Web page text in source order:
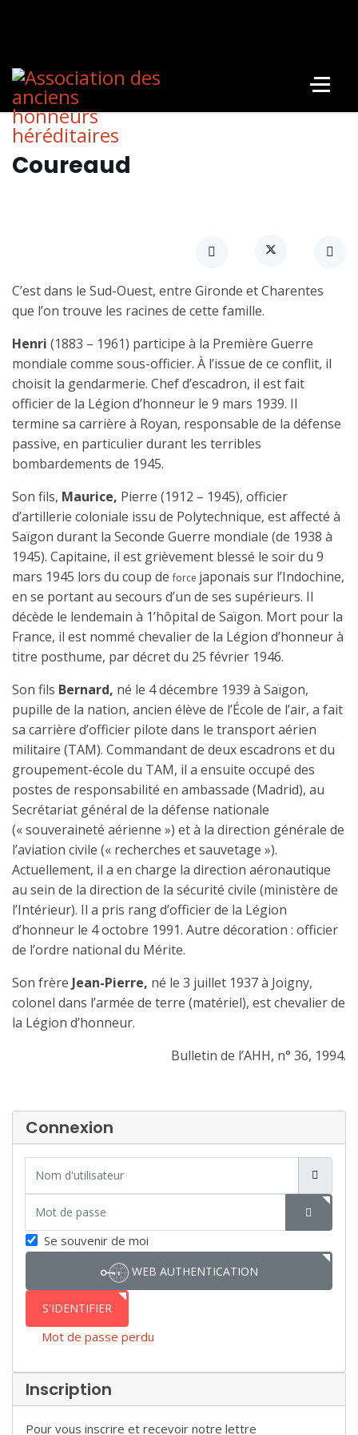
Coureaud
C’est dans le Sud-Ouest, entre Gironde et Charentes
que l’on trouve les racines de cette famille.
Henri (1883 – 1961) participe à la Première Guerre
mondiale comme sous-officier. À l’is­sue de ce conflit, il
choisit la gendarmerie. Chef d’escadron, il est fait
officier de la Légion d’honneur le 9 mars 1939. Il
termine sa carrière à Royan, responsable de la défense
passive, en particulier durant les terribles
bombardements de 1945.
Son fils, Maurice, Pierre (1912 – 1945), officier
d’artillerie coloniale issu de Polytechnique, est affecté à
Saïgon durant la Seconde Guerre mondiale (de 1938 à
1945). Capitaine, il est grièvement blessé le soir du 9
mars 1945 lors du coup deforce japonais sur l’Indochine,
en se portant au secours d’un de ses supérieurs. Il
décède le lendemain à 1’hôpi­tal de Saïgon. Mort pour la
France, il est nommé chevalier de la Légion d’honneurà
titre posthume, par décret du 25 février 1946.
Son fils Bernard, né le 4 décembre 1939 à Saïgon,
pupille de la nation, ancien élève de l’École de l’air, a fait
sa carrière d’officier pilote dans le transport aérien
militaire (TAM). Commandant de deux escadrons et du
groupement-école du TAM, il a ensuite occupé des
postes de responsabilité en ambassade (Madrid), au
Secrétariat général de la défense nationale
(« souveraineté aérienne ») et à la direction générale de
l’aviation civile (« recherches et sauvetage »).
Actuellement, il a en charge la direction aéronautique
au sein de la direction de la sécurité civile (ministère de
l’Intérieur). Il a pris rangd’officier de la Légion
d’honneur le 4 octobre 1991. Autre décoration : officier
de l’ordre national du Mérite.
Son frère Jean-Pierre, né le 3 juillet 1937 à Joigny,
colonel dans l’armée de terre (matériel), estchevalier de
la Légion d’honneur.
Bulletin de l’AHH, n° 36, 1994.
Connexion
SHOW
Se souvenir de moi
WEB AUTHENTICATION
S'IDENTIFIER
Mot de passe perdu
Inscription
Pour vous inscrire et recevoir notre lettre